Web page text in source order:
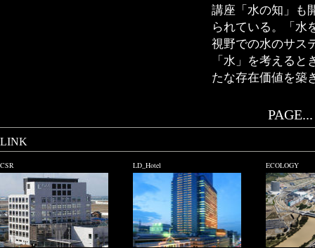
講座「水の知」も
られている。「水
視野での水のサス
「水」を考える
たな存在価値を築
PAGE...
LINK
CSR LD_Hotel ECOLOGY